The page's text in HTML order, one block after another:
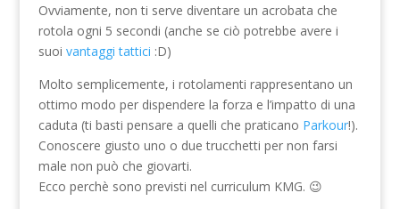
Ovviamente, non ti serve diventare un acrobata che
rotola ogni 5 secondi (anche se ciò potrebbe avere i
suoi vantaggi tattici :D)
Molto semplicemente, i rotolamenti rappresentano un
ottimo modo per dispendere la forza e l’impatto di una
caduta (ti basti pensare a quelli che praticano Parkour!).
Conoscere giusto uno o due trucchetti per non farsi
male non può che giovarti.
Ecco perchè sono previsti nel curriculum KMG. 😉